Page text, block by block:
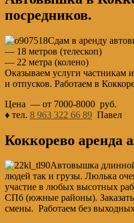
посредников.
Сдам в аренду
— 18 метров (телескоп)
— 22 метра (колено)
Оказываем услуги частникам
и отпусков. Работаем в
Цена — от 7000-8000 руб.
♦ тел. 8 963 322 66 89 Павел
Коккорево аренда
Автовышка
людей так и грузы. Люлька
участие в любых высотных
СПб (южные районы).
смены. Работаем без